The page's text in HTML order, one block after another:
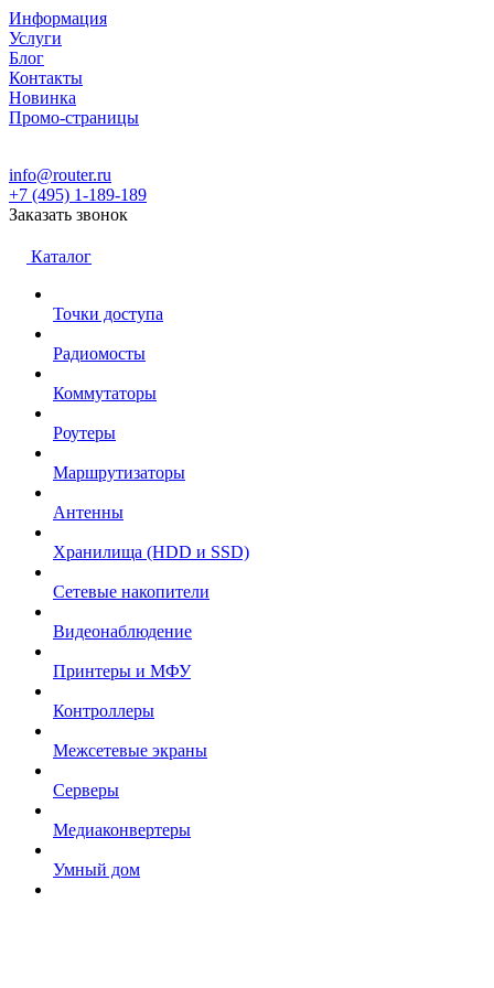
Информация
Услуги
Блог
Контакты
Новинка
Промо-страницы
info@router.ru
+7 (495) 1-189-189
Заказать звонок
Каталог
Точки доступа
Радиомосты
Коммутаторы
Роутеры
Маршрутизаторы
Антенны
Хранилища (HDD и SSD)
Сетевые накопители
Видеонаблюдение
Принтеры и МФУ
Контроллеры
Межсетевые экраны
Серверы
Медиаконвертеры
Умный дом